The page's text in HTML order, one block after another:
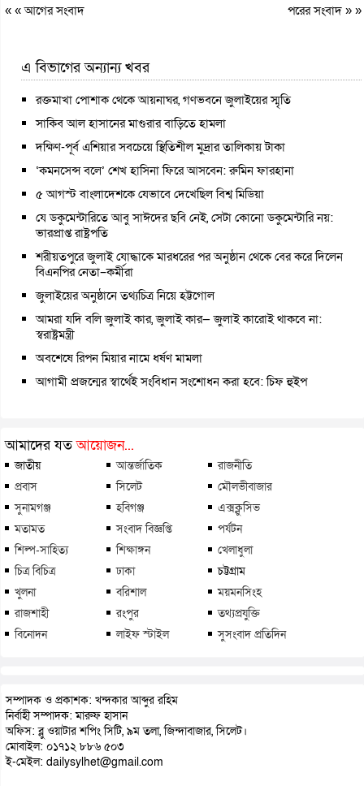
« «আগের সংবাদ পরের সংবাদ» »
এ বিভাগের অন্যান্য খবর
রক্তমাখা পোশাক থেকে আয়নাঘর, গণভবনে জুলাইয়ের স্মৃতি
সাকিব আল হাসানের মাগুরার বাড়িতে হামলা
দক্ষিণ-পূর্ব এশিয়ার সবচেয়ে স্থিতিশীল মুদ্রার তালিকায় টাকা
‘কমনসেন্স বলে’ শেখ হাসিনা ফিরে আসবেন: রুমিন ফারহানা
৫ আগস্ট বাংলাদেশকে যেভাবে দেখেছিল বিশ্ব মিডিয়া
যে ডকুমেন্টারিতে আবু সাঈদের ছবি নেই, সেটা কোনো ডকুমেন্টারি নয়:
ভারপ্রাপ্ত রাষ্ট্রপতি
শরীয়তপুরে জুলাই যোদ্ধাকে মারধরের পর অনুষ্ঠান থেকে বের করে দিলেন
বিএনপির নেতা–কর্মীরা
জুলাইয়ের অনুষ্ঠানে তথ্যচিত্র নিয়ে হট্টগোল
আমরা যদি বলি জুলাই কার, জুলাই কার— জুলাই কারোই থাকবে না:
স্বরাষ্ট্রমন্ত্রী
অবশেষে রিপন মিয়ার নামে ধর্ষণ মামলা
আগামী প্রজন্মের স্বার্থেই সংবিধান সংশোধন করা হবে: চিফ হুইপ
আমাদের যতআয়োজন...
জাতীয় আন্তর্জাতিক
রাজনীতি
প্রবাস
সিলেট
মৌলভীবাজার
সুনামগঞ্জ
হবিগঞ্জ
এক্সক্লুসিভ
মতামত
সংবাদ বিজ্ঞপ্তি
পর্যটন
শিল্প-সাহিত্য
শিক্ষাঙ্গন
খেলাধুলা
চিত্র বিচিত্র
ঢাকা
চট্টগ্রাম
খুলনা
বরিশাল
ময়মনসিংহ
রাজশাহী
রংপুর
তথ্যপ্রযুক্তি
বিনোদন
লাইফ স্টাইল সুসংবাদ প্রতিদিন
সম্পাদক ও প্রকাশক: খন্দকার আব্দুর রহিম
নির্বাহী সম্পাদক: মারুফ হাসান
অফিস: ব্লু ওয়াটার শপিং সিটি, ৯ম তলা, জিন্দাবাজার, সিলেট।
মোবাইল: ০১৭১২ ৮৮৬ ৫০৩
ই-মেইল: dailysylhet@gmail.com